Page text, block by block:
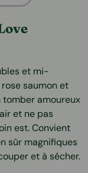
et mi-
saumon et
tomber amoureux
et ne pas
est. Convient
sûr magnifiques
et à sécher.